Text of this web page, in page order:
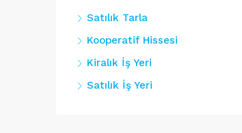
Satılık Tarla
Kooperatif Hissesi
Kiralık İş Yeri
Satılık İş Yeri